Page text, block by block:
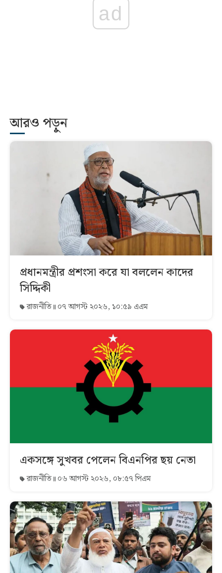
ad
আরও পড়ুন
প্রধানমন্ত্রীর প্রশংসা করে যা বললেন কাদের
সিদ্দিকী
রাজনীতি ০৭ আগস্ট ২০২৬, ১০:৫৯ এএম
একসঙ্গে সুখবর পেলেন বিএনপির ছয় নেতা
রাজনীতি ০৬ আগস্ট ২০২৬, ০৮:৫৭ পিএম